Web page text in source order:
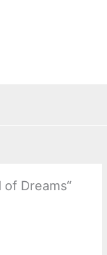
of Dreams“